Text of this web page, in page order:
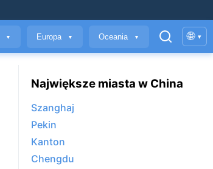
▼ Europa ▼ Oceania ▼ 🌐 ▾
Największe miasta w China
Szanghaj
Pekin
Kanton
Chengdu